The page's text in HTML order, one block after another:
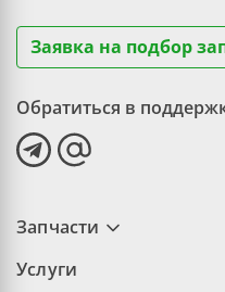
Заявка на подбор
Обратиться в
Запчасти
Услуги